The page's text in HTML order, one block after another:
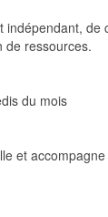
de ressources.
du mois
et